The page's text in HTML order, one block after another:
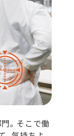
。そこで働